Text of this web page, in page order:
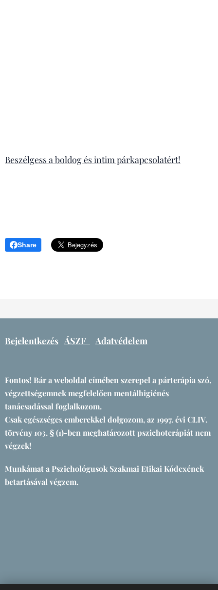
Beszélgess a boldog és intim párkapcsolatért!
Share
Bejelentkezés ÁSZF Adatvédelem
Fontos! Bár a weboldal címében szerepel a párterápia szó,
végzettségemnek megfelelően mentálhigiénés
tanácsadással foglalkozom.
Csak egészséges emberekkel dolgozom, az 1997. évi CLIV.
törvény 103. § (1)-ben meghatározott pszichoterápiát nem
végzek!
Munkámat a Pszichológusok Szakmai Etikai Kódexének
betartásával végzem.